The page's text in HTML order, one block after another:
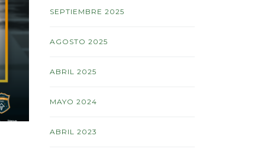
SEPTIEMBRE 2025
AGOSTO 2025
ABRIL 2025
MAYO 2024
ABRIL 2023